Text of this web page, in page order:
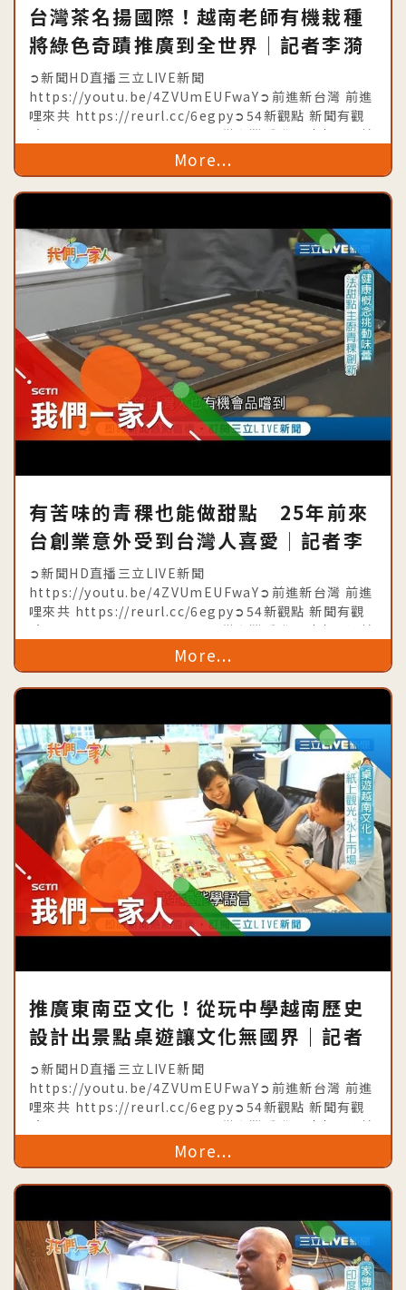
台灣茶名揚國際！越南老師有機栽種
將綠色奇蹟推廣到全世界│記者李漪
灝 王偉鑑│【我們一家人】
20190817│三立新聞台│內政部移
民署共同製播
➲新聞HD直播三立LIVE新聞
https://youtu.be/4ZVUmEUFwaY➲前進新台灣 前進
哩來共 https://reurl.cc/6egpy➲54新觀點 新聞有觀
點 https://goo.gl/a6VwuE➲從台灣看世界時事不漏接
https://goo.gl/djuiiU➲台灣亮起
More...
有苦味的青稞也能做甜點 25年前來
台創業意外受到台灣人喜愛│記者李
漪灝 王偉鑑│【我們一家人】
20190816│三立新聞台│內政部移
民署共同製播
➲新聞HD直播三立LIVE新聞
https://youtu.be/4ZVUmEUFwaY➲前進新台灣 前進
哩來共 https://reurl.cc/6egpy➲54新觀點 新聞有觀
點 https://goo.gl/a6VwuE➲從台灣看世界時事不漏接
https://goo.gl/djuiiU➲台灣亮起
More...
推廣東南亞文化！從玩中學越南歷史
設計出景點桌遊讓文化無國界｜記者
郭玲綪 朱建維｜【我們一家人】
20190815｜三立新聞台｜內政部移
民署共同製播
➲新聞HD直播三立LIVE新聞
https://youtu.be/4ZVUmEUFwaY➲前進新台灣 前進
哩來共 https://reurl.cc/6egpy➲54新觀點 新聞有觀
點 https://goo.gl/a6VwuE➲從台灣看世界時事不漏接
https://goo.gl/djuiiU➲台灣亮起
More...